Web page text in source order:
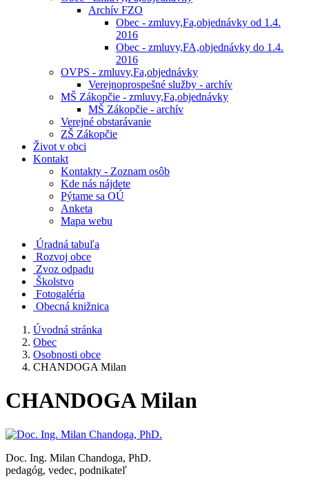
Archív FZO
Obec - zmluvy,Fa,objednávky od 1.4.
2016
Obec - zmluvy,FA,objednávky do 1.4.
2016
OVPS - zmluvy,Fa,objednávky
Verejnoprospešné služby - archív
MŠ Zákopčie - zmluvy,Fa,objednávky
MŠ Zákopčie - archív
Verejné obstarávanie
ZŠ Zákopčie
Život v obci
Kontakt
Kontakty - Zoznam osôb
Kde nás nájdete
Pýtame sa OÚ
Anketa
Mapa webu
Úradná tabuľa
Rozvoj obce
Zvoz odpadu
Školstvo
Fotogaléria
Obecná knižnica
Úvodná stránka
Obec
Osobnosti obce
CHANDOGA Milan
CHANDOGA Milan
Doc. Ing. Milan Chandoga, PhD.
pedagóg, vedec, podnikateľ